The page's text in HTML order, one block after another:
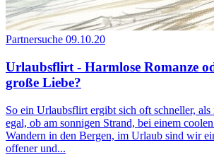
Partnersuche 09.10.20
Urlaubsflirt - Harmlose Romanze
große Liebe?
So ein Urlaubsflirt ergibt sich oft schneller, als
egal, ob am sonnigen Strand, bei einem
Wandern in den Bergen, im Urlaub sind wir
offener und...